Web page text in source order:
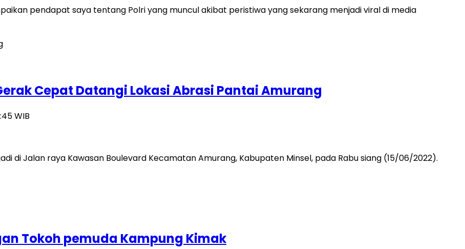
pendapat saya tentang Polri yang muncul akibat peristiwa yang sekarang menjadi viral di media
Cepat Datangi Lokasi Abrasi Pantai Amurang
WIB
di Jalan raya Kawasan Boulevard Kecamatan Amurang, Kabupaten Minsel, pada Rabu siang (15/06/2022).
Tokoh pemuda Kampung Kimak